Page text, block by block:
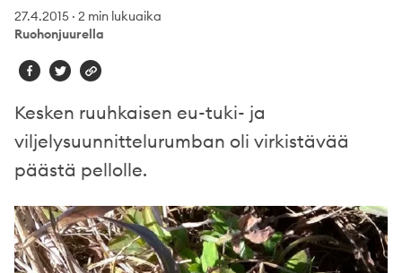
27.4.2015 · 2 min lukuaika
Ruohonjuurella
Kesken ruuhkaisen eu-tuki- ja
viljelysuunnittelurumban oli virkistävää
päästä pellolle.